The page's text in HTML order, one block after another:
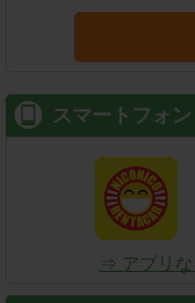
スマートフォン
⇒ アプリな